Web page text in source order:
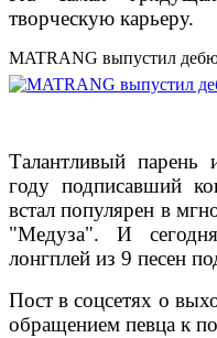
творческую карьеру.
MATRANG выпустил
Талантливый парень
году подписавший
встал популярен в
"Медуза". И
лонгплей из 9 песен
Пост в соцсетях о
обращением певца к